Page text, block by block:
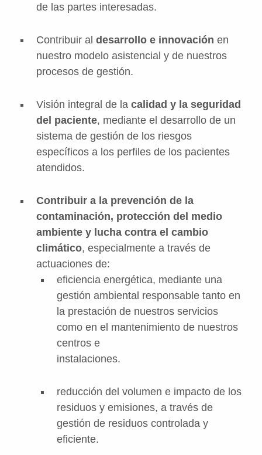
de las partes interesadas.
Contribuir al desarrollo e innovación en
nuestro modelo asistencial y de nuestros
procesos de gestión.
Visión integral de la calidad y la seguridad
del paciente, mediante el desarrollo de un
sistema de gestión de los riesgos
específicos a los perfiles de los pacientes
atendidos.
Contribuir a la prevención de la
contaminación, protección del medio
ambiente y lucha contra el cambio
climático, especialmente a través de
actuaciones de:
eficiencia energética, mediante una
gestión ambiental responsable tanto en
la prestación de nuestros servicios
como en el mantenimiento de nuestros
centros e
instalaciones.
reducción del volumen e impacto de los
residuos y emisiones, a través de
gestión de residuos controlada y
eficiente.